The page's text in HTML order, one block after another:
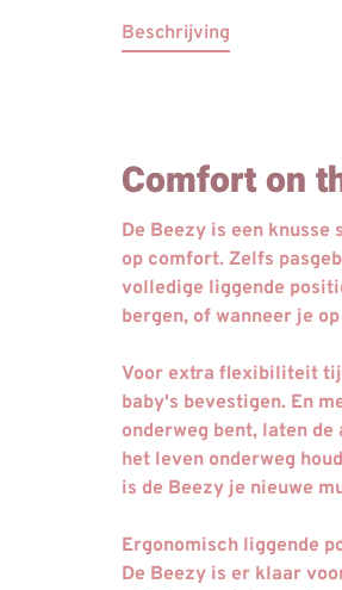
Beschrijving
Comfort on
De Beezy is een
op comfort. Zelfs
volledige liggende
bergen, of wanneer je
Voor extra flexibiliteit
baby's bevestigen. En
onderweg bent, laten
het leven onderweg
is de Beezy je nieuwe
Ergonomisch liggende
De Beezy is er klaar